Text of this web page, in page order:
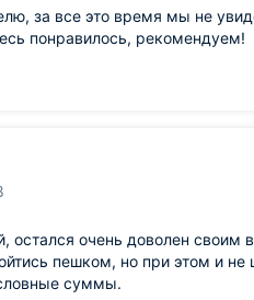
за все это время мы не
понравилось, рекомендуем!
остался очень доволен своим
пешком, но при этом и
суммы.